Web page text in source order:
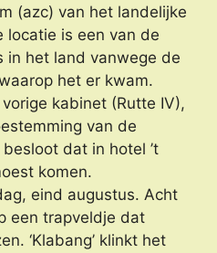
(azc) van het landelijke
locatie is een van de
in het land vanwege de
het er kwam.
kabinet (Rutte IV),
van de
dat in hotel ’t
komen.
eind augustus. Acht
een trapveldje dat
‘Klabang’ klinkt het